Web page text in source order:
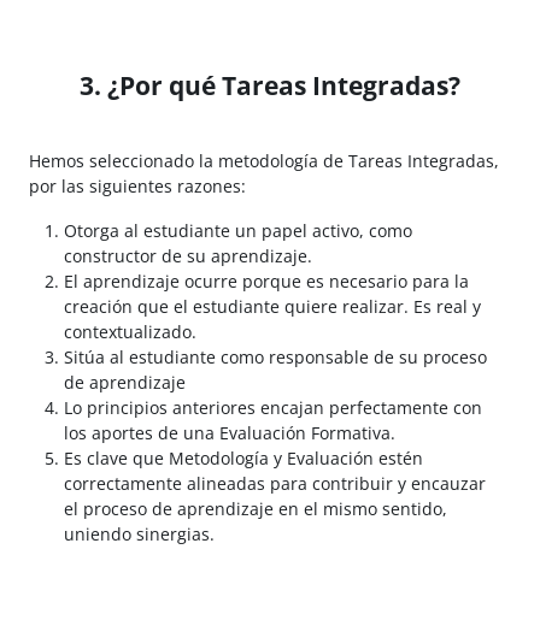
3. ¿Por qué Tareas Integradas?
Hemos seleccionado la metodología de Tareas Integradas,
por las siguientes razones:
Otorga al estudiante un papel activo, como
constructor de su aprendizaje.
El aprendizaje ocurre porque es necesario para la
creación que el estudiante quiere realizar. Es real y
contextualizado.
Sitúa al estudiante como responsable de su proceso
de aprendizaje
Lo principios anteriores encajan perfectamente con
los aportes de una Evaluación Formativa.
Es clave que Metodología y Evaluación estén
correctamente alineadas para contribuir y encauzar
el proceso de aprendizaje en el mismo sentido,
uniendo sinergias.